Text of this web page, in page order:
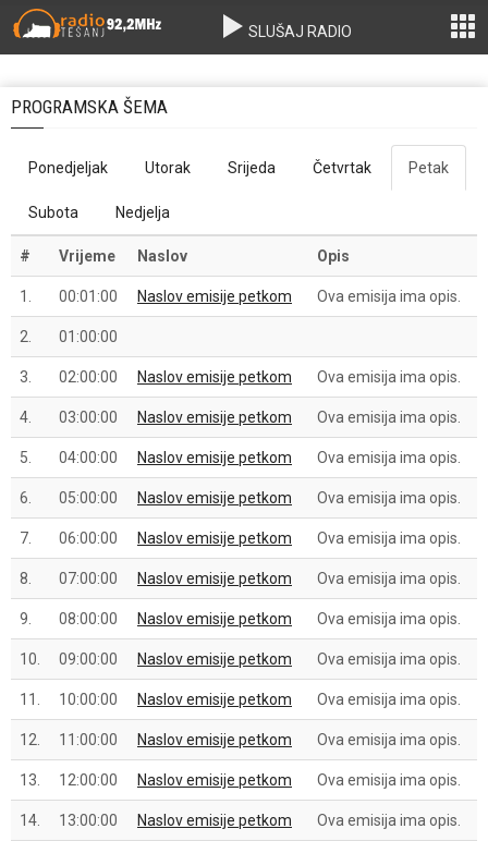
SLUŠAJ RADIO
PROGRAMSKA ŠEMA
Ponedjeljak Utorak Srijeda Četvrtak Petak
Subota Nedjelja
# Vrijeme Naslov Opis
1. 00:01:00 Naslov emisije petkom Ova emisija ima opis.
2. 01:00:00
3. 02:00:00 Naslov emisije petkom Ova emisija ima opis.
4. 03:00:00 Naslov emisije petkom Ova emisija ima opis.
5. 04:00:00 Naslov emisije petkom Ova emisija ima opis.
6. 05:00:00 Naslov emisije petkom Ova emisija ima opis.
7. 06:00:00 Naslov emisije petkom Ova emisija ima opis.
8. 07:00:00 Naslov emisije petkom Ova emisija ima opis.
9. 08:00:00 Naslov emisije petkom Ova emisija ima opis.
10. 09:00:00 Naslov emisije petkom Ova emisija ima opis.
11. 10:00:00 Naslov emisije petkom Ova emisija ima opis.
12. 11:00:00 Naslov emisije petkom Ova emisija ima opis.
13. 12:00:00 Naslov emisije petkom Ova emisija ima opis.
14. 13:00:00 Naslov emisije petkom Ova emisija ima opis.